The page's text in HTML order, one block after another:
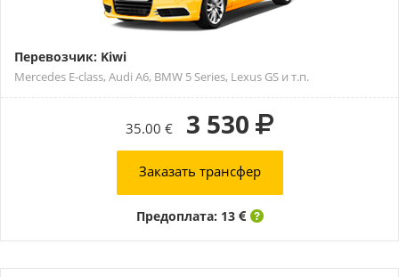
Перевозчик: Kiwi
Mercedes E-class, Audi A6, BMW 5 Series, Lexus GS и т.п.
35.00 € 3 530
Заказать трансфер
Предоплата: 13